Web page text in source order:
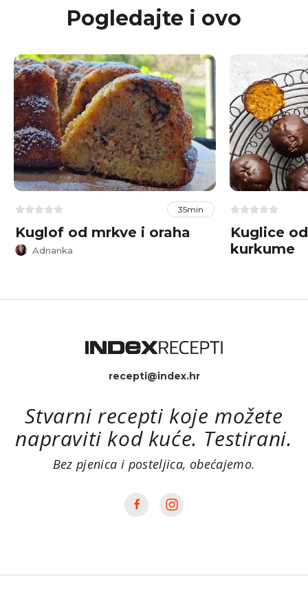
Pogledajte i ovo
35min
Kuglof od mrkve i oraha
Adnanka
Kuglice
kurkume
recepti@index.hr
Stvarni recepti koje možete
napraviti kod kuće. Testirani.
Bez pjenica i posteljica, obećajemo.